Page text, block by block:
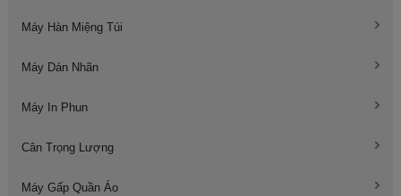
Máy Hàn Miệng Túi
Máy Dán Nhãn
Máy In Phun
Cân Trọng Lượng
Máy Gấp Quần Áo